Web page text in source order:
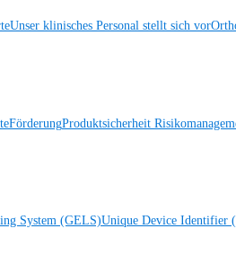
Unser klinisches Personal stellt sich vor
FörderungProduktsicherheit
System (GELS)Unique Device Identifier